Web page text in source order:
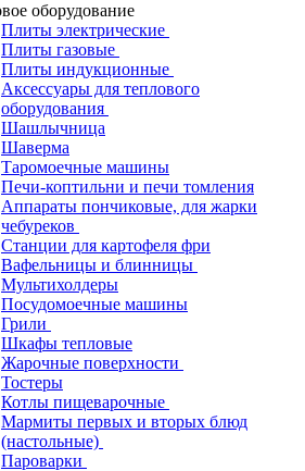
оборудование
Плиты электрические
Плиты газовые
Плиты индукционные
Аксессуары для теплового
оборудования
Шашлычница
Шаверма
Таромоечные машины
Печи-коптильни и печи томления
Аппараты пончиковые, для жарки
чебуреков
Станции для картофеля фри
Вафельницы и блинницы
Мультихолдеры
Посудомоечные машины
Грили
Шкафы тепловые
Жарочные поверхности
Тостеры
Котлы пищеварочные
Мармиты первых и вторых блюд
(настольные)
Пароварки